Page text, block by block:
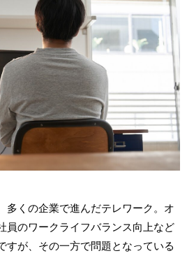
多くの企業で進んだテレワーク。オ
員のワークライフバランス向上など
すが、その一方で問題となっている